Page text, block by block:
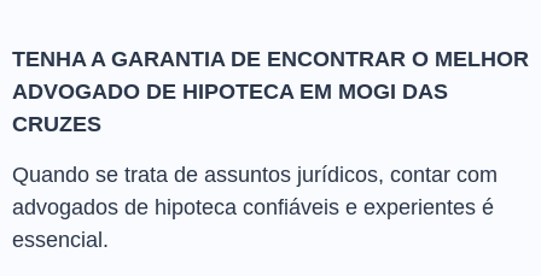
TENHA A GARANTIA DE ENCONTRAR O MELHOR
ADVOGADO DE HIPOTECA EM MOGI DAS
CRUZES
Quando se trata de assuntos jurídicos, contar com
advogados de hipoteca confiáveis e experientes é
essencial.